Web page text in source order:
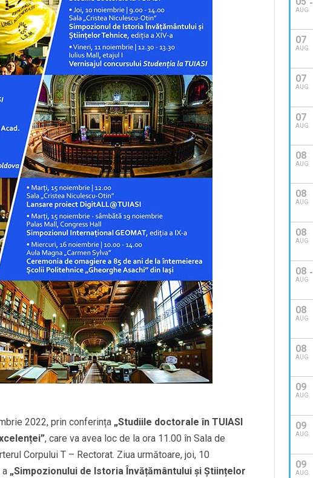
2022, prin conferința „Studiile doctorale în TUIASI
, care va avea loc de la ora 11.00 în Sala de
Corpului T – Rectorat. Ziua următoare, joi, 10
a „Simpozionului de Istoria Învățământului și Științelor
AUG
07
AUG
07
AUG
07
AUG
08
AUG
08
AUG
08
AUG
08
AUG
08
AUG
08
AUG
09
AUG
09
AUG
09
AUG